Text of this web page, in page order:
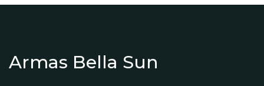
Armas Bella Sun